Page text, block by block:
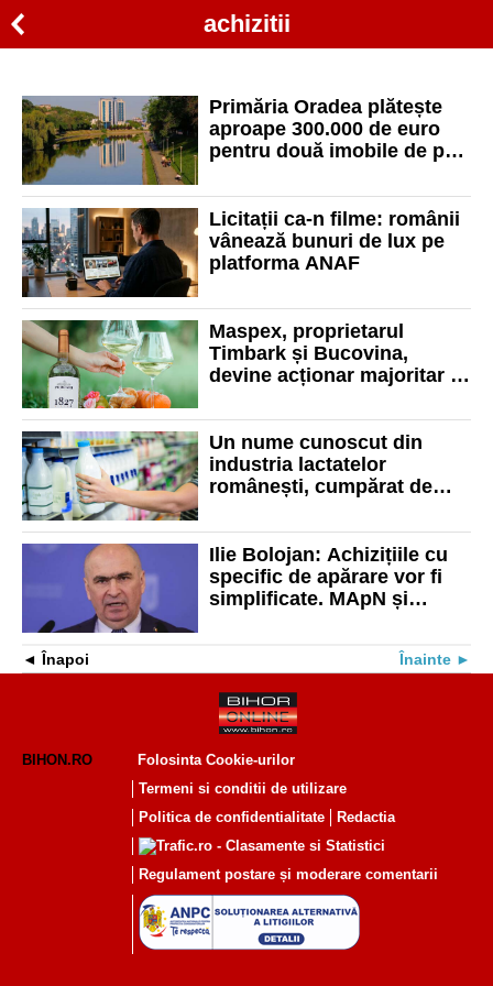
achizitii
Primăria Oradea plătește
aproape 300.000 de euro
pentru două imobile de pe
construi noul pod de lângă
Hotel Hilton
Licitații ca-n filme: românii
vânează bunuri de lux pe
platforma ANAF
Maspex, proprietarul
Timbark și Bucovina,
devine acționar majoritar la
peste 600 milioane lei
Un nume cunoscut din
industria lactatelor
românești, cumpărat de
Ilie Bolojan: Achizițiile cu
specific de apărare vor fi
simplificate. MApN și
Înapoi Înainte
BIHON.RO
Folosinta Cookie-urilor
Termeni si conditii de utilizare
Politica de confidentialitate
Redactia
Regulament postare și moderare comentarii